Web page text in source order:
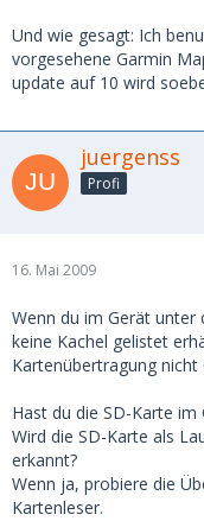
Und wie gesagt: Ich
vorgesehene Garmin
update auf 10 wird
juergenss
Profi
16. Mai 2009
Wenn du im Gerät unter
keine Kachel gelistet
Kartenübertragung nicht
Hast du die SD-Karte im
Wird die SD-Karte als
erkannt?
Wenn ja, probiere die
Kartenleser.